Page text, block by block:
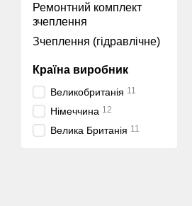
Ремонтний комплект
зчеплення
Зчеплення (гідравлічне)
Країна виробник
Великобританія 11
Німеччина 12
Велика Британія 11